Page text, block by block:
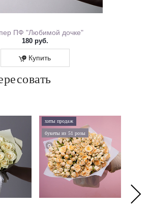
ПФ "Любимой дочке"
180 руб.
Купить
хиты продаж
букеты из 51 розы